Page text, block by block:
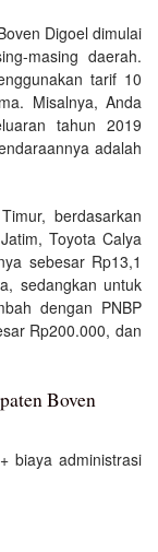
Digoel dimulai
masing daerah.
tarif 10
Misalnya, Anda
tahun 2019
adalah
berdasarkan
Toyota Calya
sebesar Rp13,1
sedangkan untuk
dengan PNBP
Rp200.000, dan
Boven
biaya administrasi